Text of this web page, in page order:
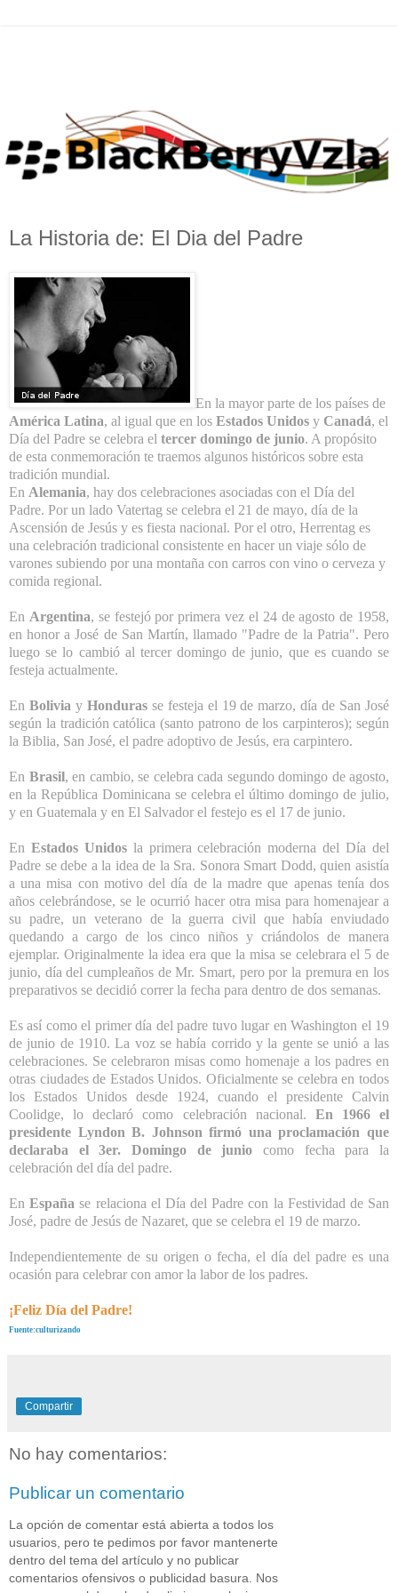
La Historia de: El Dia del Padre
En la mayor parte de los países de
América Latina, al igual que en los Estados Unidos y Canadá, el
Día del Padre se celebra el tercer domingo de junio. A propósito
de esta conmemoración te traemos algunos históricos sobre esta
tradición mundial.
En Alemania, hay dos celebraciones asociadas con el Día del
Padre. Por un lado Vatertag se celebra el 21 de mayo, día de la
Ascensión de Jesús y es fiesta nacional. Por el otro, Herrentag es
una celebración tradicional consistente en hacer un viaje sólo de
varones subiendo por una montaña con carros con vino o cerveza y
comida regional.
En Argentina, se festejó por primera vez el 24 de agosto de 1958,
en honor a José de San Martín, llamado "Padre de la Patria". Pero
luego se lo cambió al tercer domingo de junio, que es cuando se
festeja actualmente.
En Bolivia y Honduras se festeja el 19 de marzo, día de San José
según la tradición católica (santo patrono de los carpinteros); según
la Biblia, San José, el padre adoptivo de Jesús, era carpintero.
En Brasil, en cambio, se celebra cada segundo domingo de agosto,
en la República Dominicana se celebra el último domingo de julio,
y en Guatemala y en El Salvador el festejo es el 17 de junio.
En Estados Unidosla primera celebración moderna del Día del
Padre se debe a la idea de la Sra. Sonora Smart Dodd, quien asistía
a una misa con motivo del día de la madre que apenas tenía dos
años celebrándose, se le ocurrió hacer otra misa para homenajear a
su padre, un veterano de la guerra civil que había enviudado
quedando a cargo de los cinco niños y criándolos de manera
ejemplar. Originalmente la idea era que la misa se celebrara el 5 de
junio, día del cumpleaños de Mr. Smart, pero por la premura en los
preparativos se decidió correr la fecha para dentro de dos semanas.
Es así como el primer día del padre tuvo lugar en Washington el 19
de junio de 1910. La voz se había corrido y la gente se unió a las
celebraciones. Se celebraron misas como homenaje a los padres en
otras ciudades de Estados Unidos. Oficialmente se celebra en todos
los Estados Unidos desde 1924, cuando el presidente Calvin
Coolidge, lo declaró como celebración nacional. En 1966 el
presidente Lyndon B. Johnson firmó una proclamación que
declaraba el 3er. Domingo de junio como fecha para la
celebración del día del padre.
EnEspañase relaciona el Día del Padre con la Festividad de San
José, padre de Jesús de Nazaret, que se celebra el 19 de marzo.
Independientemente de su origen o fecha, el día del padre es una
ocasión para celebrar con amor la labor de los padres.
¡Feliz Día del Padre!
Fuente:culturizando
Compartir
No hay comentarios:
Publicar un comentario
La opción de comentar está abierta a todos los
usuarios, pero te pedimos por favor mantenerte
dentro del tema del artículo y no publicar
comentarios ofensivos o publicidad basura. Nos